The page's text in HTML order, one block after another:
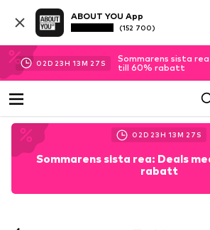
ABOUT YOU App
(152 700)
02D 23H 13M 26 S
Sommarens sista
till 60% rabatt
02D 23H 13M 26 S
Sommarens sista rea: Deals
rabatt